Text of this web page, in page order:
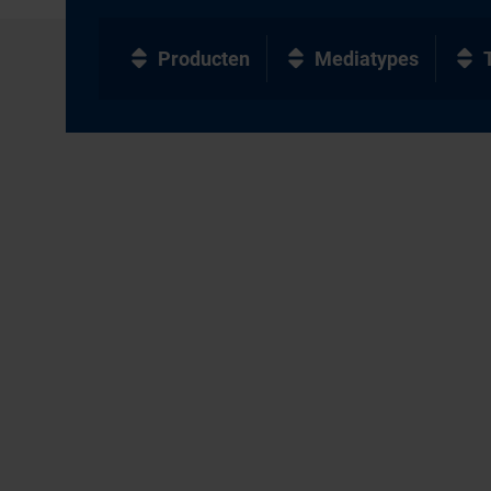
Producten Mediatypes